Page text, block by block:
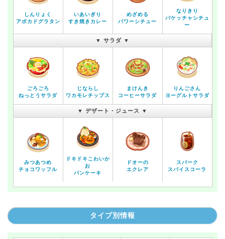
しんりょく
アボカドグラタン
いあいぎり
すき焼きカレー
めざめる
パワーシチュー
なりきり
バケッチャシチュ
ー
▼ サラダ ▼
ごろごろ
ねっとうサラダ
じならし
ワカモレチップス
まけんき
コーヒーサラダ
りんごさん
ヨーグルトサラダ
▼ デザート・ジュース ▼
みつあつめ
チョコワッフル
ドキドキこわいか
お
パンケーキ
ドオーの
エクレア
スパーク
スパイスコーラ
タイプ別情報